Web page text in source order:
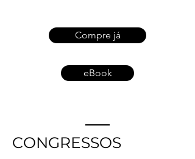
Compre já
eBook
CONGRESSOS